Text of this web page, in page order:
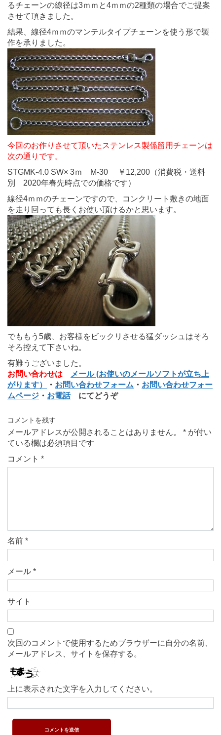
るチェーンの線径は3ｍｍと4ｍｍの2種類の場合でご提案
させて頂きました。
結果、線径4ｍｍのマンテルタイプチェーンを使う形で製
作を承りました。
今回のお作りさせて頂いたステンレス製係留用チェーンは
次の通りです。
STGMK-4.0 SW× 3ｍ M-30 ￥12,200（消費税・送料
別 2020年春先時点での価格です）
線径4ｍｍのチェーンですので、コンクリート敷きの地面
を走り回っても長くお使い頂けるかと思います。
でももう5歳、お客様をビックリさせる猛ダッシュはそろ
そろ控えて下さいね。
有難うございました。
お問い合わせは
メール (お使いのメールソフトが立ち上
がります）
・ お問い合わせフォーム ・ お問い合わせフォー
ムページ ・ お電話にてどうぞ
コメントを残す
メールアドレスが公開されることはありません。 * が付い
ている欄は必須項目です
コメント *
名前 *
メール *
サイト
次回のコメントで使用するためブラウザーに自分の名前、
メールアドレス、サイトを保存する。
上に表示された文字を入力してください。